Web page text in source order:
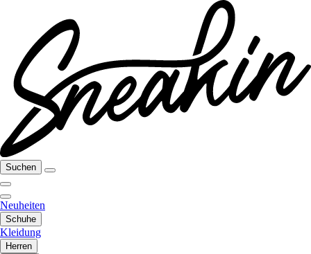
Suchen
Neuheiten
Schuhe
Kleidung
Herren